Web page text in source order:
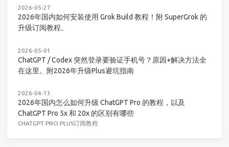
2026-05-27
2026年国内如何安装使用 Grok Build 教程！附 SuperGrok 的
升级订阅教程。
2026-05-01
ChatGPT / Codex 突然登录要验证手机号？原因+解决方法全
在这里。附2026年升级Plus避坑指南
2026-04-13
2026年国内怎么如何升级 ChatGPT Pro 的教程，以及
ChatGPT Pro 5x 和 20x 的区别有哪些
CHATGPT PRO PLUS订阅教程